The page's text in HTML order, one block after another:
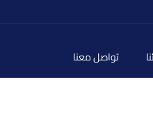
تواصل معنا